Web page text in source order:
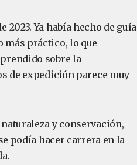
2023. Ya había hecho de guía
más práctico, lo que
sobre la
de expedición parece muy
y conservación,
podía hacer carrera en la